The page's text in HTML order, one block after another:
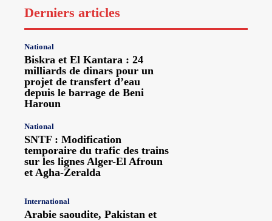
Derniers articles
National
Biskra et El Kantara : 24
milliards de dinars pour un
projet de transfert d’eau
depuis le barrage de Beni
Haroun
National
SNTF : Modification
temporaire du trafic des trains
sur les lignes Alger-El Afroun
et Agha-Zeralda
International
Arabie saoudite, Pakistan et